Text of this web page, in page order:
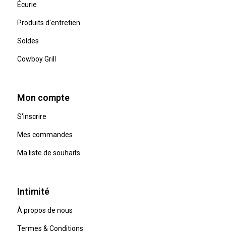
Écurie
Produits d'entretien
Soldes
Cowboy Grill
Mon compte
S'inscrire
Mes commandes
Ma liste de souhaits
Intimité
À propos de nous
Termes & Conditions